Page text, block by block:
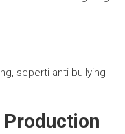
seperti anti-bullying